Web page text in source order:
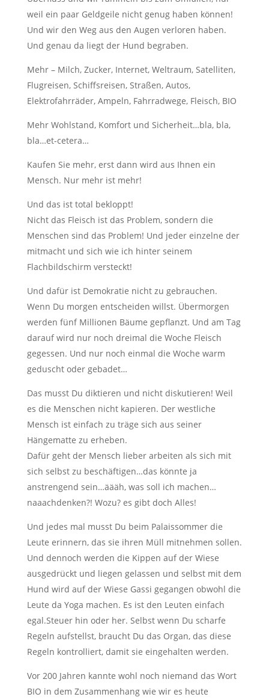
weil ein paar Geldgeile nicht genug haben können!
Und wir den Weg aus den Augen verloren haben.
Und genau da liegt der Hund begraben.
Mehr – Milch, Zucker, Internet, Weltraum, Satelliten,
Flugreisen, Schiffsreisen, Straßen, Autos,
Elektrofahrräder, Ampeln, Fahrradwege, Fleisch, BIO
Mehr Wohlstand, Komfort und Sicherheit…bla, bla,
bla…et-cetera…
Kaufen Sie mehr, erst dann wird aus Ihnen ein
Mensch. Nur mehr ist mehr!
Und das ist total bekloppt!
Nicht das Fleisch ist das Problem, sondern die
Menschen sind das Problem! Und jeder einzelne der
mitmacht und sich wie ich hinter seinem
Flachbildschirm versteckt!
Und dafür ist Demokratie nicht zu gebrauchen.
Wenn Du morgen entscheiden willst. Übermorgen
werden fünf Millionen Bäume gepflanzt. Und am Tag
darauf wird nur noch dreimal die Woche Fleisch
gegessen. Und nur noch einmal die Woche warm
geduscht oder gebadet…
Das musst Du diktieren und nicht diskutieren! Weil
es die Menschen nicht kapieren. Der westliche
Mensch ist einfach zu träge sich aus seiner
Hängematte zu erheben.
Dafür geht der Mensch lieber arbeiten als sich mit
sich selbst zu beschäftigen…das könnte ja
anstrengend sein…äääh, was soll ich machen…
naaachdenken?! Wozu? es gibt doch Alles!
Und jedes mal musst Du beim Palaissommer die
Leute erinnern, das sie ihren Müll mitnehmen sollen.
Und dennoch werden die Kippen auf der Wiese
ausgedrückt und liegen gelassen und selbst mit dem
Hund wird auf der Wiese Gassi gegangen obwohl die
Leute da Yoga machen. Es ist den Leuten einfach
egal.Steuer hin oder her. Selbst wenn Du scharfe
Regeln aufstellst, braucht Du das Organ, das diese
Regeln kontrolliert, damit sie eingehalten werden.
Vor 200 Jahren kannte wohl noch niemand das Wort
BIO in dem Zusammenhang wie wir es heute